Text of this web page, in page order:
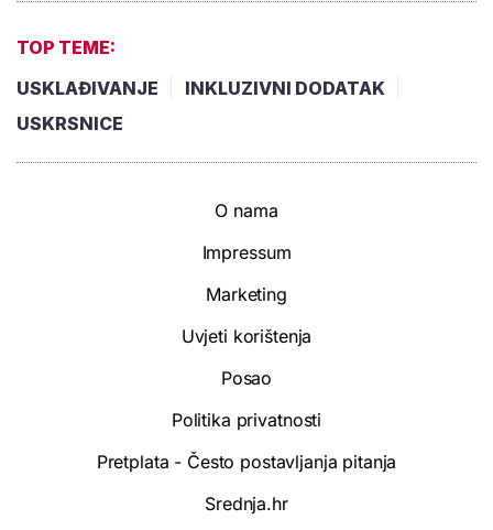
TOP TEME:
USKLAĐIVANJE
INKLUZIVNI DODATAK
USKRSNICE
O nama
Impressum
Marketing
Uvjeti korištenja
Posao
Politika privatnosti
Pretplata - Često postavljanja pitanja
Srednja.hr